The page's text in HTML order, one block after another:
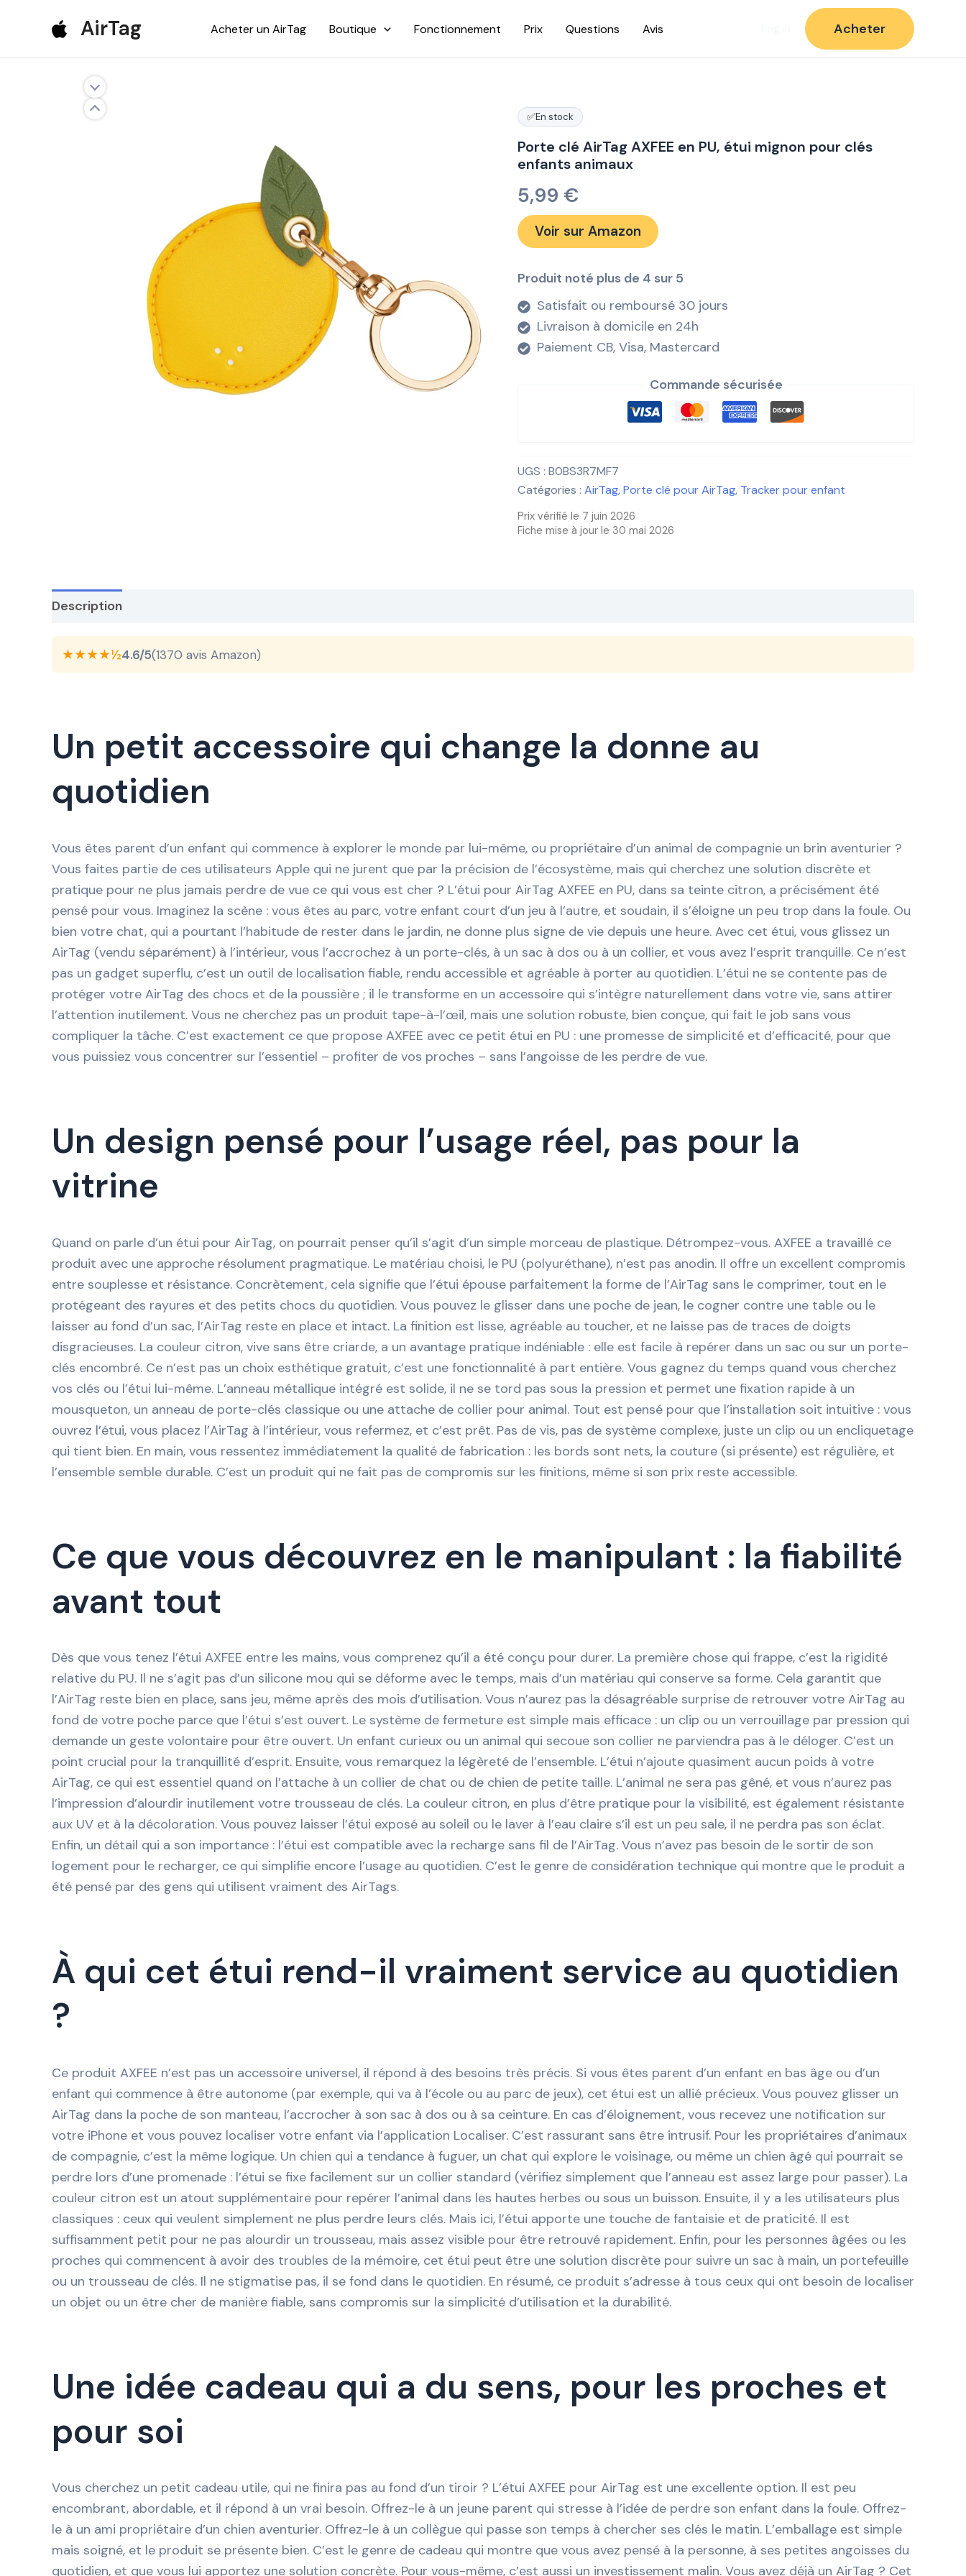
AirTag Acheter un AirTag Boutique Fonctionnement Prix Questions Avis Acheter
✅En stock
Porte clé AirTag AXFEE en PU, étui mignon pour clés
enfants animaux
5,99 €
Voir sur Amazon
Produit noté plus de 4 sur 5
Satisfait ou remboursé 30 jours
Livraison à domicile en 24h
Paiement CB, Visa, Mastercard
Commande sécurisée
UGS : B0BS3R7MF7
Catégories : AirTag, Porte clé pour AirTag, Tracker pour enfant
Prix vérifié le 7 juin 2026
Fiche mise à jour le 30 mai 2026
Description
★★★★½4.6/5(1370 avis Amazon)
Un petit accessoire qui change la donne au
quotidien
Vous êtes parent d’un enfant qui commence à explorer le monde par lui-même, ou propriétaire d’un animal de compagnie un brin aventurier ?
Vous faites partie de ces utilisateurs Apple qui ne jurent que par la précision de l’écosystème, mais qui cherchez une solution discrète et
pratique pour ne plus jamais perdre de vue ce qui vous est cher ? L’étui pour AirTag AXFEE en PU, dans sa teinte citron, a précisément été
pensé pour vous. Imaginez la scène : vous êtes au parc, votre enfant court d’un jeu à l’autre, et soudain, il s’éloigne un peu trop dans la foule. Ou
bien votre chat, qui a pourtant l’habitude de rester dans le jardin, ne donne plus signe de vie depuis une heure. Avec cet étui, vous glissez un
AirTag (vendu séparément) à l’intérieur, vous l’accrochez à un porte-clés, à un sac à dos ou à un collier, et vous avez l’esprit tranquille. Ce n’est
pas un gadget superflu, c’est un outil de localisation fiable, rendu accessible et agréable à porter au quotidien. L’étui ne se contente pas de
protéger votre AirTag des chocs et de la poussière ; il le transforme en un accessoire qui s’intègre naturellement dans votre vie, sans attirer
l’attention inutilement. Vous ne cherchez pas un produit tape-à-l’œil, mais une solution robuste, bien conçue, qui fait le job sans vous
compliquer la tâche. C’est exactement ce que propose AXFEE avec ce petit étui en PU : une promesse de simplicité et d’efficacité, pour que
vous puissiez vous concentrer sur l’essentiel – profiter de vos proches – sans l’angoisse de les perdre de vue.
Un design pensé pour l’usage réel, pas pour la
vitrine
Quand on parle d’un étui pour AirTag, on pourrait penser qu’il s’agit d’un simple morceau de plastique. Détrompez-vous. AXFEE a travaillé ce
produit avec une approche résolument pragmatique. Le matériau choisi, le PU (polyuréthane), n’est pas anodin. Il offre un excellent compromis
entre souplesse et résistance. Concrètement, cela signifie que l’étui épouse parfaitement la forme de l’AirTag sans le comprimer, tout en le
protégeant des rayures et des petits chocs du quotidien. Vous pouvez le glisser dans une poche de jean, le cogner contre une table ou le
laisser au fond d’un sac, l’AirTag reste en place et intact. La finition est lisse, agréable au toucher, et ne laisse pas de traces de doigts
disgracieuses. La couleur citron, vive sans être criarde, a un avantage pratique indéniable : elle est facile à repérer dans un sac ou sur un porte-
clés encombré. Ce n’est pas un choix esthétique gratuit, c’est une fonctionnalité à part entière. Vous gagnez du temps quand vous cherchez
vos clés ou l’étui lui-même. L’anneau métallique intégré est solide, il ne se tord pas sous la pression et permet une fixation rapide à un
mousqueton, un anneau de porte-clés classique ou une attache de collier pour animal. Tout est pensé pour que l’installation soit intuitive : vous
ouvrez l’étui, vous placez l’AirTag à l’intérieur, vous refermez, et c’est prêt. Pas de vis, pas de système complexe, juste un clip ou un encliquetage
qui tient bien. En main, vous ressentez immédiatement la qualité de fabrication : les bords sont nets, la couture (si présente) est régulière, et
l’ensemble semble durable. C’est un produit qui ne fait pas de compromis sur les finitions, même si son prix reste accessible.
Ce que vous découvrez en le manipulant : la fiabilité
avant tout
Dès que vous tenez l’étui AXFEE entre les mains, vous comprenez qu’il a été conçu pour durer. La première chose qui frappe, c’est la rigidité
relative du PU. Il ne s’agit pas d’un silicone mou qui se déforme avec le temps, mais d’un matériau qui conserve sa forme. Cela garantit que
l’AirTag reste bien en place, sans jeu, même après des mois d’utilisation. Vous n’aurez pas la désagréable surprise de retrouver votre AirTag au
fond de votre poche parce que l’étui s’est ouvert. Le système de fermeture est simple mais efficace : un clip ou un verrouillage par pression qui
demande un geste volontaire pour être ouvert. Un enfant curieux ou un animal qui secoue son collier ne parviendra pas à le déloger. C’est un
point crucial pour la tranquillité d’esprit. Ensuite, vous remarquez la légèreté de l’ensemble. L’étui n’ajoute quasiment aucun poids à votre
AirTag, ce qui est essentiel quand on l’attache à un collier de chat ou de chien de petite taille. L’animal ne sera pas gêné, et vous n’aurez pas
l’impression d’alourdir inutilement votre trousseau de clés. La couleur citron, en plus d’être pratique pour la visibilité, est également résistante
aux UV et à la décoloration. Vous pouvez laisser l’étui exposé au soleil ou le laver à l’eau claire s’il est un peu sale, il ne perdra pas son éclat.
Enfin, un détail qui a son importance : l’étui est compatible avec la recharge sans fil de l’AirTag. Vous n’avez pas besoin de le sortir de son
logement pour le recharger, ce qui simplifie encore l’usage au quotidien. C’est le genre de considération technique qui montre que le produit a
été pensé par des gens qui utilisent vraiment des AirTags.
À qui cet étui rend-il vraiment service au quotidien
?
Ce produit AXFEE n’est pas un accessoire universel, il répond à des besoins très précis. Si vous êtes parent d’un enfant en bas âge ou d’un
enfant qui commence à être autonome (par exemple, qui va à l’école ou au parc de jeux), cet étui est un allié précieux. Vous pouvez glisser un
AirTag dans la poche de son manteau, l’accrocher à son sac à dos ou à sa ceinture. En cas d’éloignement, vous recevez une notification sur
votre iPhone et vous pouvez localiser votre enfant via l’application Localiser. C’est rassurant sans être intrusif. Pour les propriétaires d’animaux
de compagnie, c’est la même logique. Un chien qui a tendance à fuguer, un chat qui explore le voisinage, ou même un chien âgé qui pourrait se
perdre lors d’une promenade : l’étui se fixe facilement sur un collier standard (vérifiez simplement que l’anneau est assez large pour passer). La
couleur citron est un atout supplémentaire pour repérer l’animal dans les hautes herbes ou sous un buisson. Ensuite, il y a les utilisateurs plus
classiques : ceux qui veulent simplement ne plus perdre leurs clés. Mais ici, l’étui apporte une touche de fantaisie et de praticité. Il est
suffisamment petit pour ne pas alourdir un trousseau, mais assez visible pour être retrouvé rapidement. Enfin, pour les personnes âgées ou les
proches qui commencent à avoir des troubles de la mémoire, cet étui peut être une solution discrète pour suivre un sac à main, un portefeuille
ou un trousseau de clés. Il ne stigmatise pas, il se fond dans le quotidien. En résumé, ce produit s’adresse à tous ceux qui ont besoin de localiser
un objet ou un être cher de manière fiable, sans compromis sur la simplicité d’utilisation et la durabilité.
Une idée cadeau qui a du sens, pour les proches et
pour soi
Vous cherchez un petit cadeau utile, qui ne finira pas au fond d’un tiroir ? L’étui AXFEE pour AirTag est une excellente option. Il est peu
encombrant, abordable, et il répond à un vrai besoin. Offrez-le à un jeune parent qui stresse à l’idée de perdre son enfant dans la foule. Offrez-
le à un ami propriétaire d’un chien aventurier. Offrez-le à un collègue qui passe son temps à chercher ses clés le matin. L’emballage est simple
mais soigné, et le produit se présente bien. C’est le genre de cadeau qui montre que vous avez pensé à la personne, à ses petites angoisses du
quotidien, et que vous lui apportez une solution concrète. Pour vous-même, c’est aussi un investissement malin. Vous avez déjà un AirTag ? Cet